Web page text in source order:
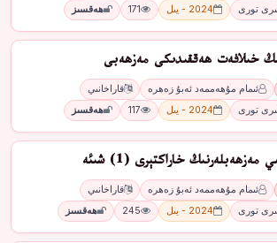
تورى
2024 - يىل 171 ھەقسىز
خىلافەت ھەققىدىكى مەزھەبى
ئىمام مۇھەممەد ئەبۇ زەھرە
قاراخانىي
تورى
2024 - يىل 117 ھەقسىز
خاراكتېرى (1) شىئە
ئىمام مۇھەممەد ئەبۇ زەھرە
قاراخانىي
تورى
2024 - يىل 245 ھەقسىز